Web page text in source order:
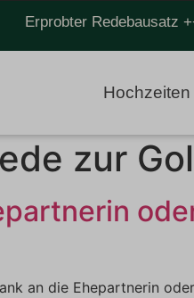
Erprobter Redebausatz
Hochzeiten
zur
an die Ehepartnerin